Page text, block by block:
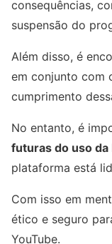
consequências,
suspensão do
Além disso, é
em conjunto com
cumprimento
No entanto, é
futuras do uso da
plataforma está
Com isso em
ético e seguro
YouTube.